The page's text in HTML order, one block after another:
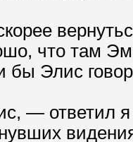
что там
Элис
— ответил